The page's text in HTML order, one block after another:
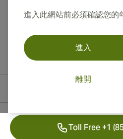
進入此網站前必須確認您的
進入
離開
Toll Free +1